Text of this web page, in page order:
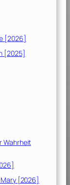
[2026]
[2025]
Wahrheit
Mary [2026]